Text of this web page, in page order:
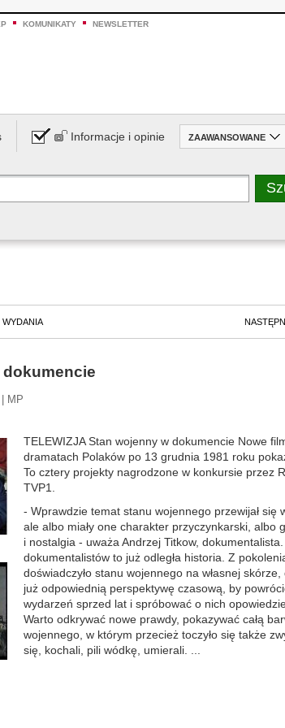
KOMUNIKATY NEWSLETTER
Informacje i opinie ZAAWANSOWANE
MP
TELEWIZJA Stan wojenny w dokumencie Nowe
dramatach Polaków po 13 grudnia 1981 roku
To cztery projekty nagrodzone w konkursie przez
TVP1.
- Wprawdzie temat stanu wojennego przewijał się
ale albo miały one charakter przyczynkarski, albo
i nostalgia - uważa Andrzej Titkow, dokumentalista.
dokumentalistów to już odległa historia. Z
doświadczyło stanu wojennego na własnej
już odpowiednią perspektywę czasową, by
wydarzeń sprzed lat i spróbować o nich
Warto odkrywać nowe prawdy, pokazywać całą
wojennego, w którym przecież toczyło się także
się, kochali, pili wódkę, umierali. ...